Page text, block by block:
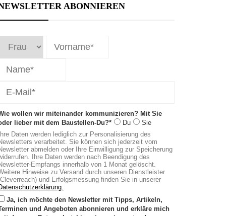
Erforderlichen
entsperren
ABONNIEREN
wollen wir miteinander kommunizieren? Mit Sie
lieber mit dem Baustellen-Du?*
Du
Sie
Ihre Daten werden lediglich zur Personalisierung des
verarbeitet. Sie können sich jederzeit vom
abmelden oder Ihre Einwilligung zur Speicherung
Ihre Daten werden nach Beendigung des
Empfangs innerhalb von 1 Monat gelöscht.
Hinweise zu Versand durch unseren Dienstleister
und Erfolgsmessung finden Sie in unserer
Ja, ich möchte den Newsletter mit Tipps, Artikeln,
und Angeboten abonnieren und erkläre mich